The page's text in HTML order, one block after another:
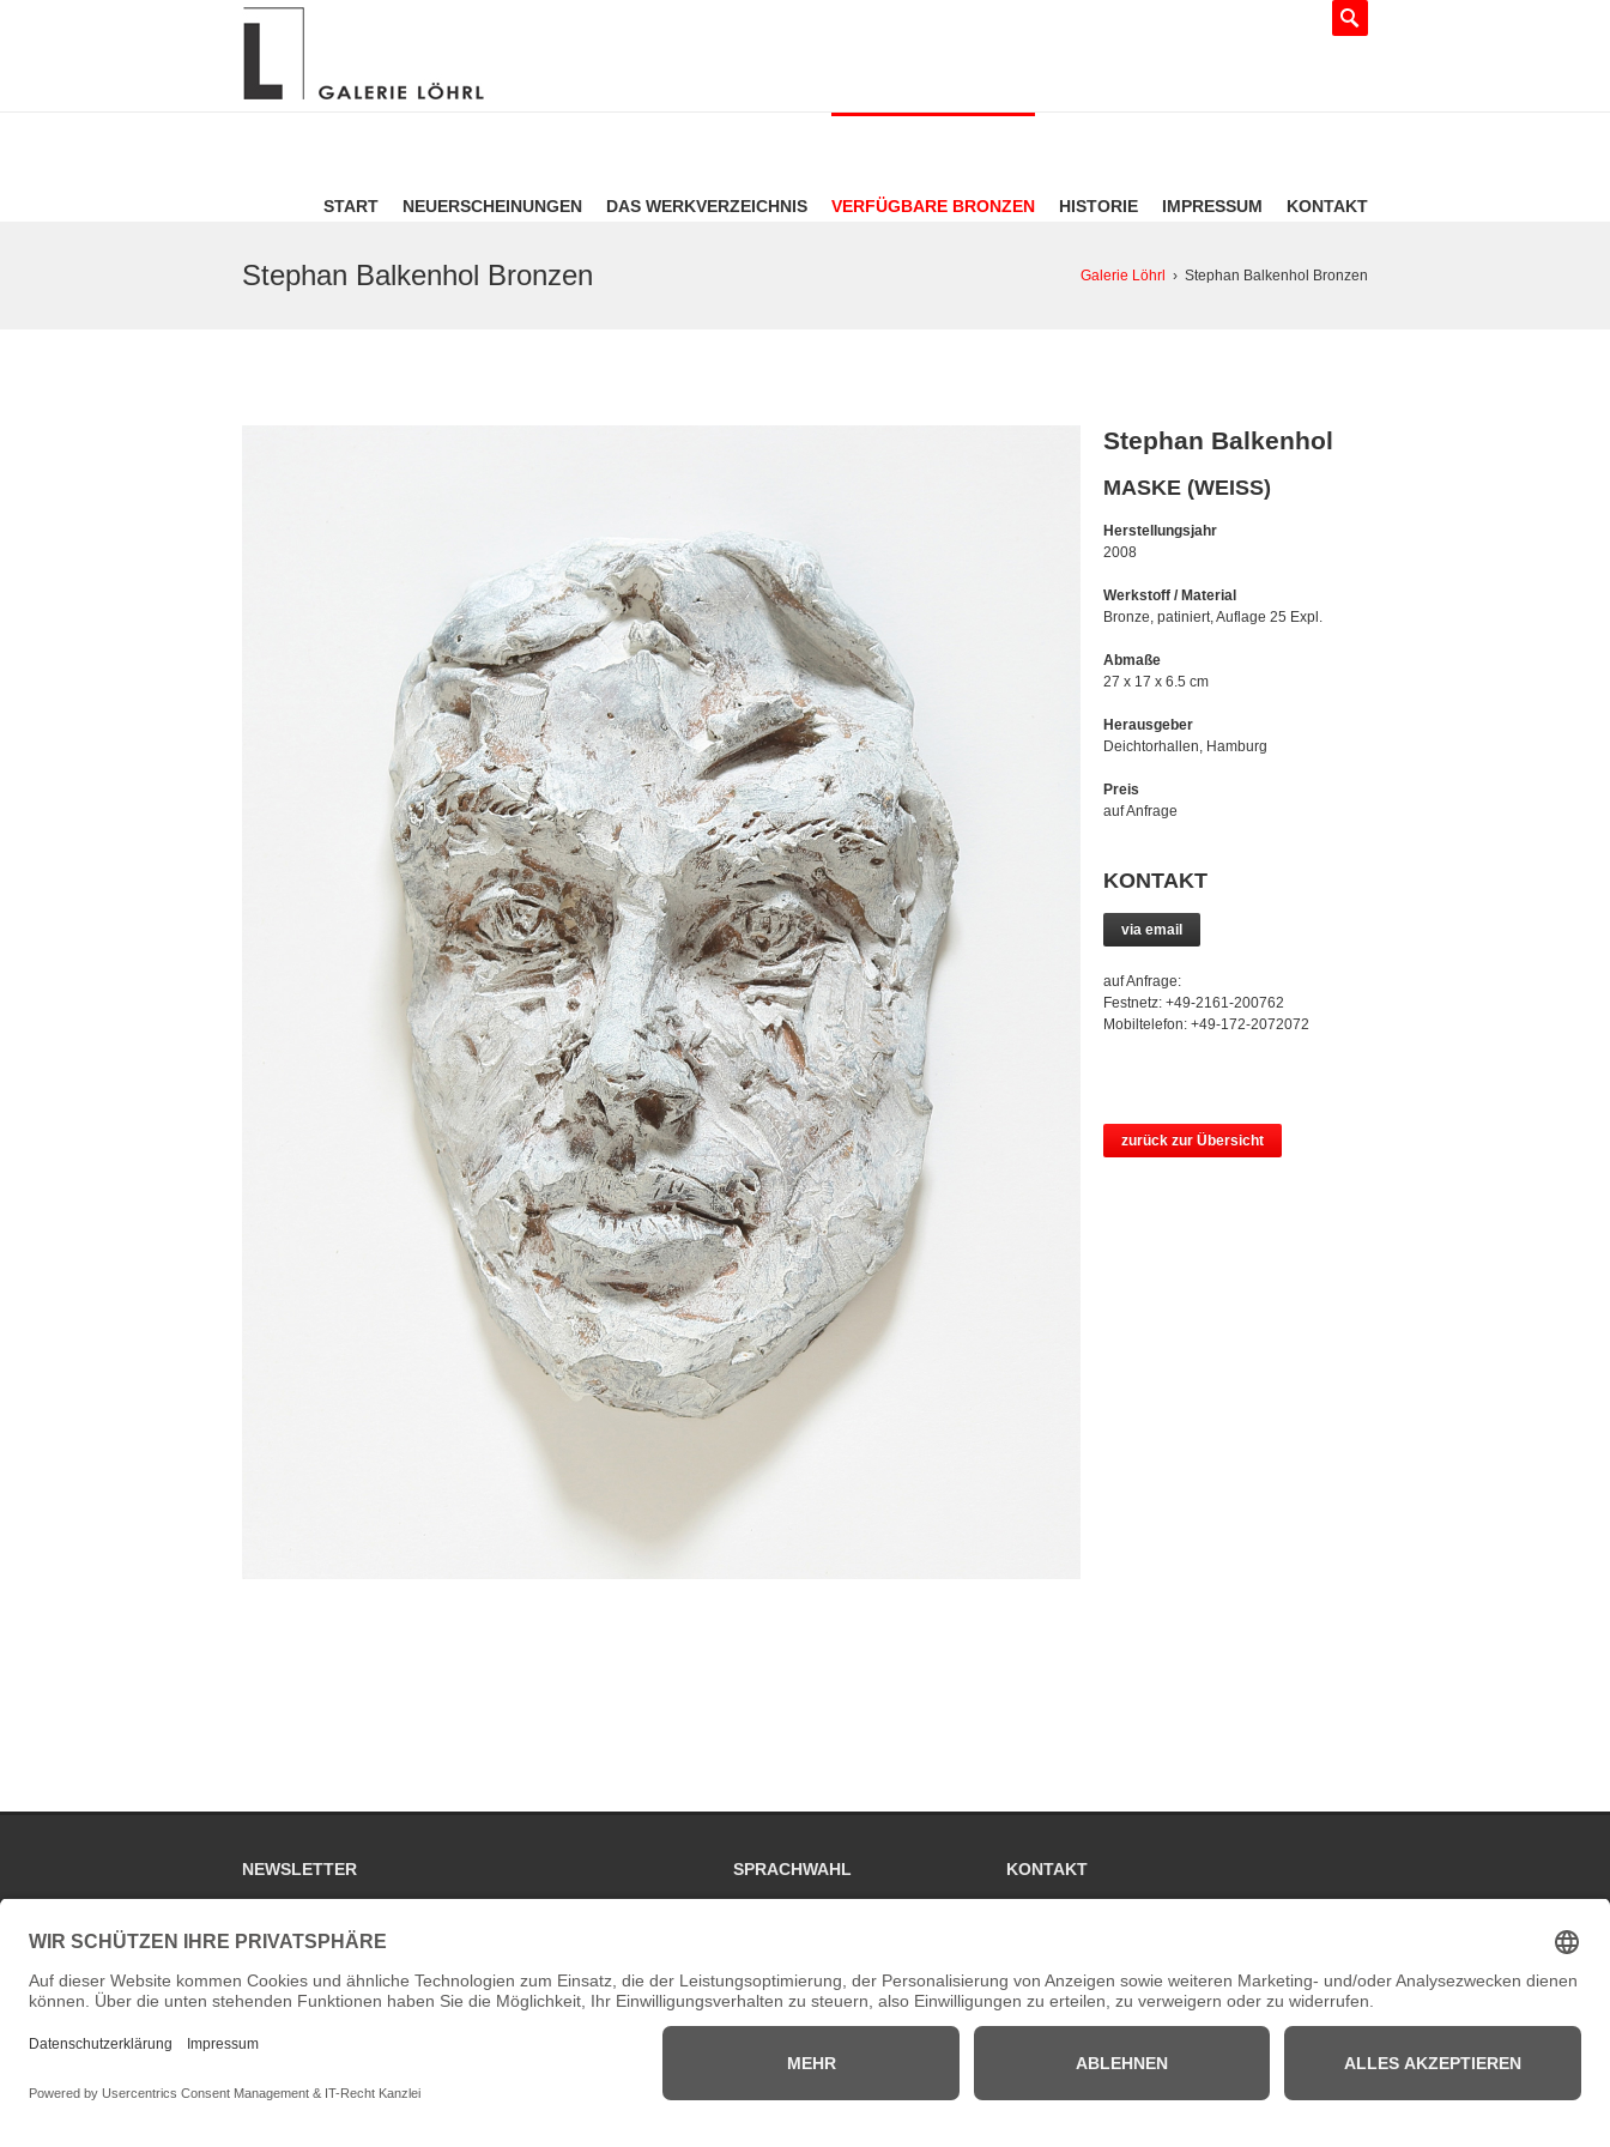
START NEUERSCHEINUNGEN DAS WERKVERZEICHNIS VERFÜGBARE BRONZEN HISTORIE IMPRESSUM KONTAKT
Stephan Balkenhol Bronzen Galerie Löhrl › Stephan Balkenhol Bronzen
Stephan Balkenhol
MASKE (WEISS)
Herstellungsjahr
2008
Werkstoff / Material
Bronze, patiniert, Auflage 25 Expl.
Abmaße
27 x 17 x 6.5 cm
Herausgeber
Deichtorhallen, Hamburg
Preis
auf Anfrage
KONTAKT
via email
auf Anfrage:
Festnetz: +49-2161-200762
Mobiltelefon: +49-172-2072072
zurück zur Übersicht
NEWSLETTER
jährlich und informiert Sie über Ausstellungen, Messen
und sonstige interessante Themen rund um die
Galerie.
SPRACHWAHL
DATENSCHUTZ
KONTAKT
Fax: nicht vorhanden